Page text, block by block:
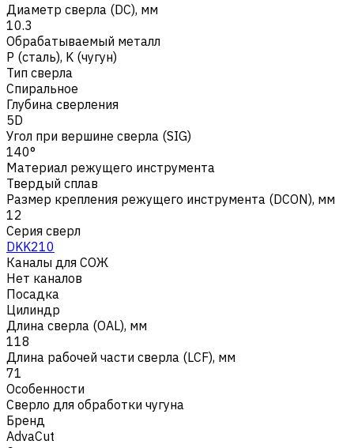
Диаметр сверла (DC), мм
10.3
Обрабатываемый металл
Р (сталь), K (чугун)
Тип сверла
Спиральное
Глубина сверления
5D
Угол при вершине сверла (SIG)
140°
Материал режущего инструмента
Твердый сплав
Размер крепления режущего инструмента (DCON), мм
12
Серия сверл
DKK210
Каналы для СОЖ
Нет каналов
Посадка
Цилиндр
Длина сверла (OAL), мм
118
Длина рабочей части сверла (LCF), мм
71
Особенности
Сверло для обработки чугуна
Бренд
AdvaCut